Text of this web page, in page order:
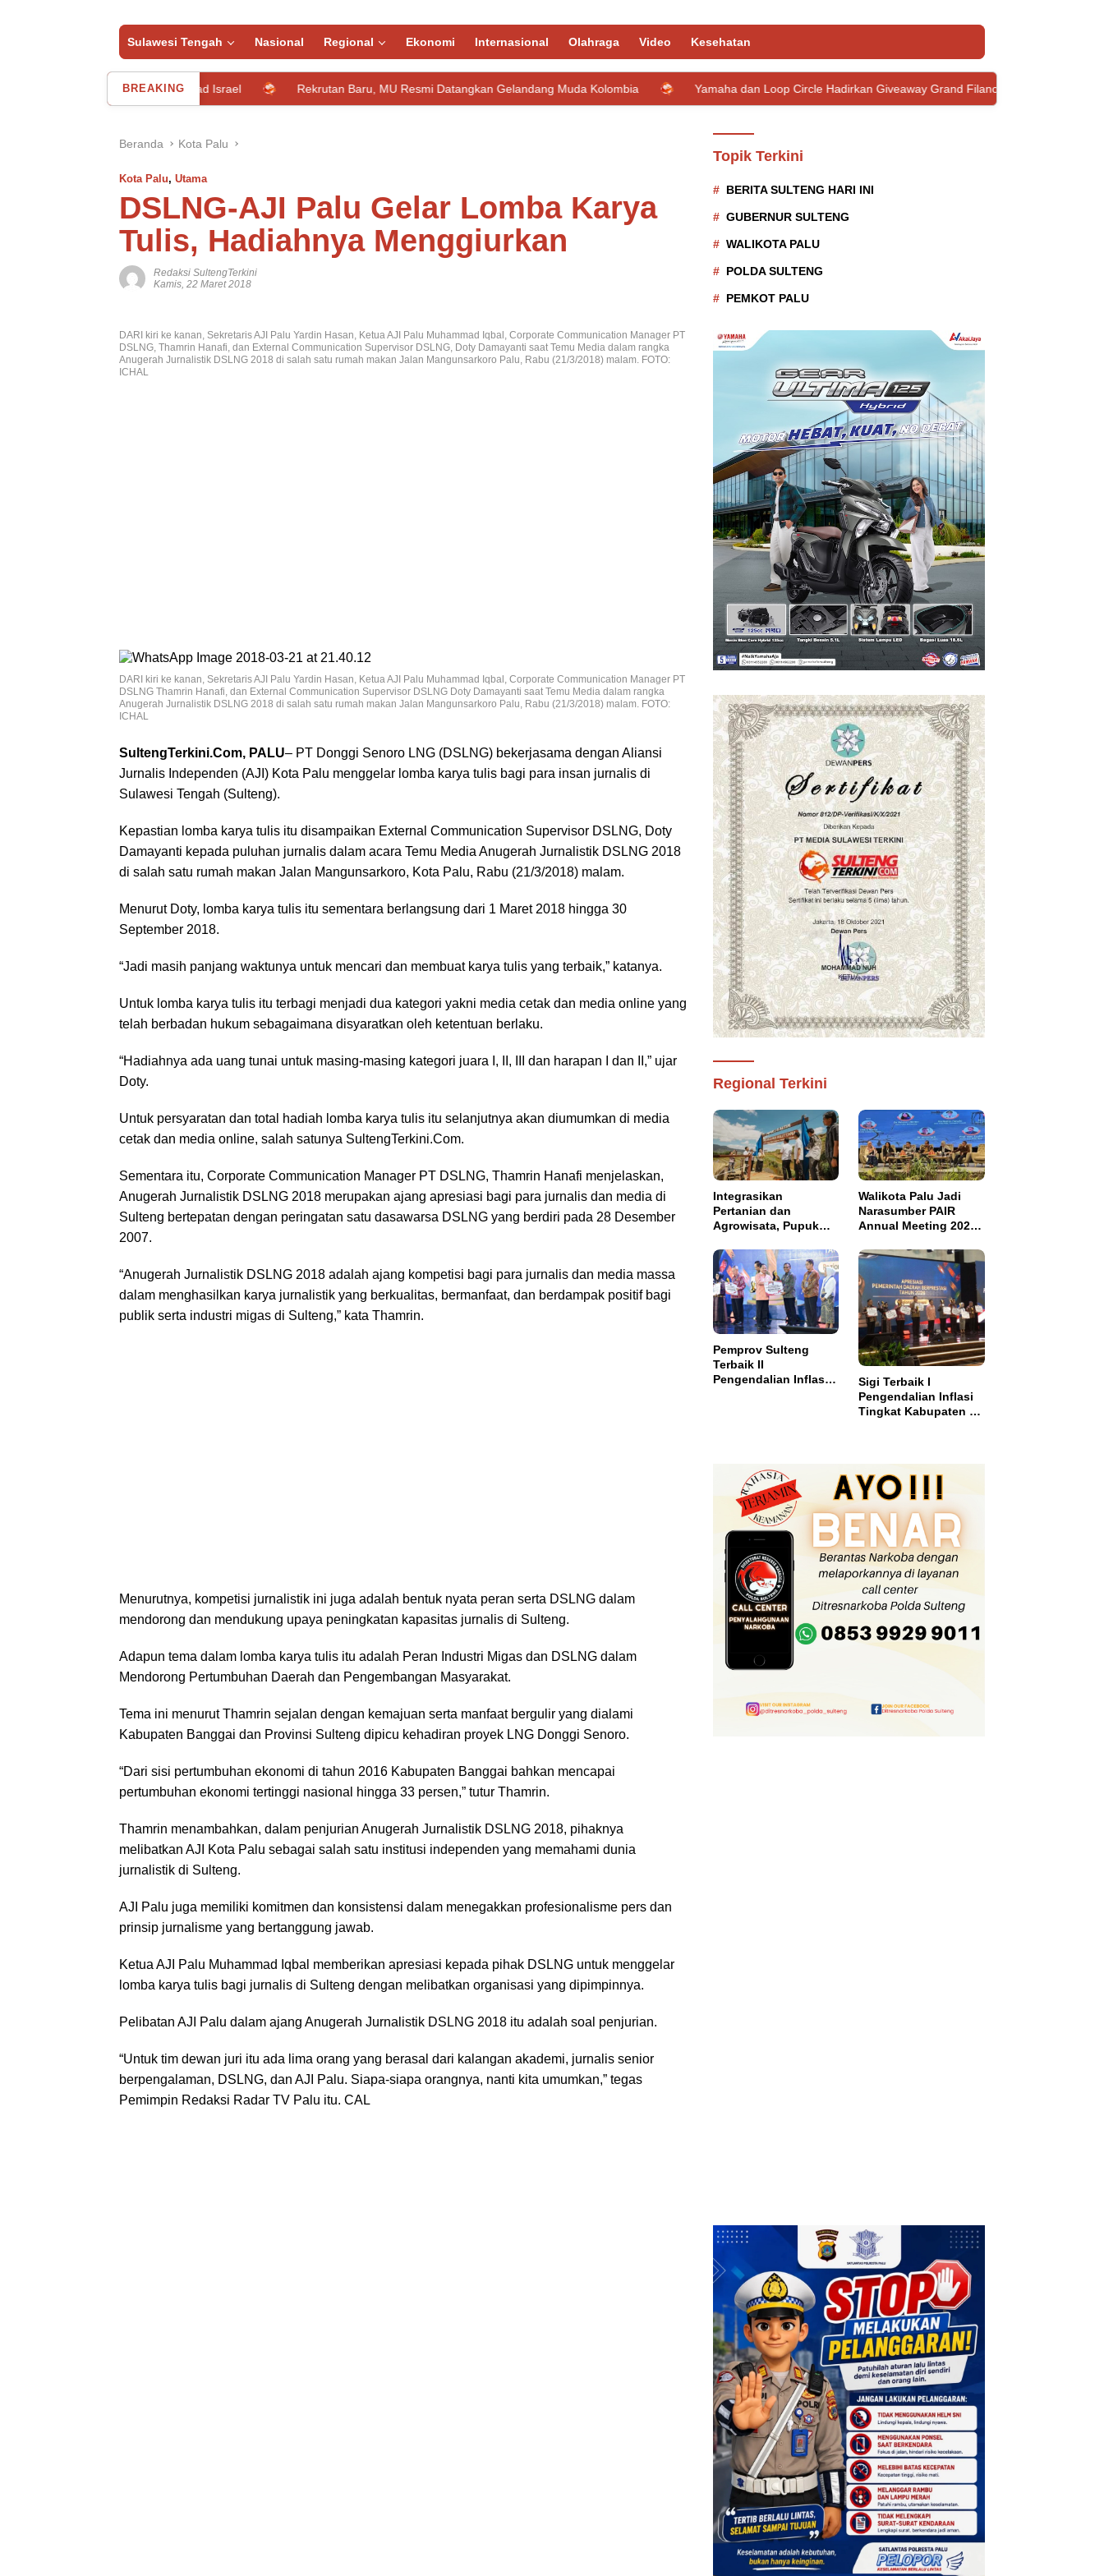
Sulawesi Tengah Nasional Regional Ekonomi Internasional Olahraga Video Kesehatan
BREAKING
Bayaran Mossad Israel Rekrutan Baru, MU Resmi Datangkan Gelandang Muda Kolombia Yamaha dan Loop Circle Hadirkan Giveaway Grand Filano Hybrid untuk Warga Palu
Beranda Kota Palu
Kota Palu, Utama
DSLNG-AJI Palu Gelar Lomba Karya
Tulis, Hadiahnya Menggiurkan
Redaksi SultengTerkini
Kamis, 22 Maret 2018
DARI kiri ke kanan, Sekretaris AJI Palu Yardin Hasan, Ketua AJI Palu Muhammad Iqbal, Corporate Communication Manager PT
DSLNG, Thamrin Hanafi, dan External Communication Supervisor DSLNG, Doty Damayanti saat Temu Media dalam rangka
Anugerah Jurnalistik DSLNG 2018 di salah satu rumah makan Jalan Mangunsarkoro Palu, Rabu (21/3/2018) malam. FOTO:
ICHAL
DARI kiri ke kanan, Sekretaris AJI Palu Yardin Hasan, Ketua AJI Palu Muhammad Iqbal, Corporate Communication Manager PT
DSLNG Thamrin Hanafi, dan External Communication Supervisor DSLNG Doty Damayanti saat Temu Media dalam rangka
Anugerah Jurnalistik DSLNG 2018 di salah satu rumah makan Jalan Mangunsarkoro Palu, Rabu (21/3/2018) malam. FOTO:
ICHAL
SultengTerkini.Com, PALU– PT Donggi Senoro LNG (DSLNG) bekerjasama dengan Aliansi
Jurnalis Independen (AJI) Kota Palu menggelar lomba karya tulis bagi para insan jurnalis di
Sulawesi Tengah (Sulteng).
Kepastian lomba karya tulis itu disampaikan External Communication Supervisor DSLNG, Doty
Damayanti kepada puluhan jurnalis dalam acara Temu Media Anugerah Jurnalistik DSLNG 2018
di salah satu rumah makan Jalan Mangunsarkoro, Kota Palu, Rabu (21/3/2018) malam.
Menurut Doty, lomba karya tulis itu sementara berlangsung dari 1 Maret 2018 hingga 30
September 2018.
“Jadi masih panjang waktunya untuk mencari dan membuat karya tulis yang terbaik,” katanya.
Untuk lomba karya tulis itu terbagi menjadi dua kategori yakni media cetak dan media online yang
telah berbadan hukum sebagaimana disyaratkan oleh ketentuan berlaku.
“Hadiahnya ada uang tunai untuk masing-masing kategori juara I, II, III dan harapan I dan II,” ujar
Doty.
Untuk persyaratan dan total hadiah lomba karya tulis itu selanjutnya akan diumumkan di media
cetak dan media online, salah satunya SultengTerkini.Com.
Sementara itu, Corporate Communication Manager PT DSLNG, Thamrin Hanafi menjelaskan,
Anugerah Jurnalistik DSLNG 2018 merupakan ajang apresiasi bagi para jurnalis dan media di
Sulteng bertepatan dengan peringatan satu dasawarsa DSLNG yang berdiri pada 28 Desember
2007.
“Anugerah Jurnalistik DSLNG 2018 adalah ajang kompetisi bagi para jurnalis dan media massa
dalam menghasilkan karya jurnalistik yang berkualitas, bermanfaat, dan berdampak positif bagi
publik serta industri migas di Sulteng,” kata Thamrin.
Menurutnya, kompetisi jurnalistik ini juga adalah bentuk nyata peran serta DSLNG dalam
mendorong dan mendukung upaya peningkatan kapasitas jurnalis di Sulteng.
Adapun tema dalam lomba karya tulis itu adalah Peran Industri Migas dan DSLNG dalam
Mendorong Pertumbuhan Daerah dan Pengembangan Masyarakat.
Tema ini menurut Thamrin sejalan dengan kemajuan serta manfaat bergulir yang dialami
Kabupaten Banggai dan Provinsi Sulteng dipicu kehadiran proyek LNG Donggi Senoro.
“Dari sisi pertumbuhan ekonomi di tahun 2016 Kabupaten Banggai bahkan mencapai
pertumbuhan ekonomi tertinggi nasional hingga 33 persen,” tutur Thamrin.
Thamrin menambahkan, dalam penjurian Anugerah Jurnalistik DSLNG 2018, pihaknya
melibatkan AJI Kota Palu sebagai salah satu institusi independen yang memahami dunia
jurnalistik di Sulteng.
AJI Palu juga memiliki komitmen dan konsistensi dalam menegakkan profesionalisme pers dan
prinsip jurnalisme yang bertanggung jawab.
Ketua AJI Palu Muhammad Iqbal memberikan apresiasi kepada pihak DSLNG untuk menggelar
lomba karya tulis bagi jurnalis di Sulteng dengan melibatkan organisasi yang dipimpinnya.
Pelibatan AJI Palu dalam ajang Anugerah Jurnalistik DSLNG 2018 itu adalah soal penjurian.
“Untuk tim dewan juri itu ada lima orang yang berasal dari kalangan akademi, jurnalis senior
berpengalaman, DSLNG, dan AJI Palu. Siapa-siapa orangnya, nanti kita umumkan,” tegas
Pemimpin Redaksi Radar TV Palu itu. CAL
Topik Terkini
BERITA SULTENG HARI INI
GUBERNUR SULTENG
WALIKOTA PALU
POLDA SULTENG
PEMKOT PALU
Regional Terkini
Integrasikan
Pertanian dan
Agrowisata, Pupuk
Kampung Sawah
Abadi di Bulutana
Sulsel
Walikota Palu Jadi
Narasumber PAIR
Annual Meeting 2026
Pemprov Sulteng
Terbaik II
Pengendalian Inflasi,
Sigi Terbaik I
Pengendalian Inflasi
Tingkat Kabupaten se